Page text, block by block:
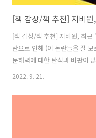
[책 감상/책 추천] 지비
[책 감상/책 추천] 지비원, 최
란으로 인해 (이 논란들을 잘
문해력에 대한 탄식과 비판이
기본적인 단어도 모르냐', '모르
더 문제다' 같은 반응을 보였다
럼에도 불구하고 그들을 이해
문해력 문제가 있지만 그래도
답이라도 하듯, 지비원의 라는
2022. 9. 21.